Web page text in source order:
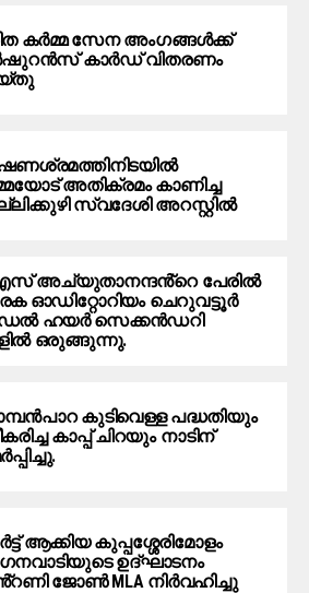
കർമ്മ സേന അംഗങ്ങൾക്ക്
കാർഡ് വിതരണം
അതിക്രമം കാണിച്ച
സ്വദേശി അറസ്റ്റില്‍
അച്യുതാനന്ദൻ്റെ പേരിൽ
ഓഡിറ്റോറിയം ചെറുവട്ടൂർ
ഹയർ സെക്കൻഡറി
ഒരുങ്ങുന്നു.
കുടിവെള്ള പദ്ധതിയും
കാപ്പ് ചിറയും നാടിന്
ആക്കിയ കുപ്പശ്ശേരിമോളം
ഉദ്ഘാടനം
ജോൺ MLA നിർവഹിച്ചു